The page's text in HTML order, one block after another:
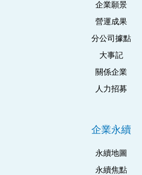
企業願景
營運成果
分公司據點
大事記
關係企業
人力招募
企業永續
永續地圖
永續焦點